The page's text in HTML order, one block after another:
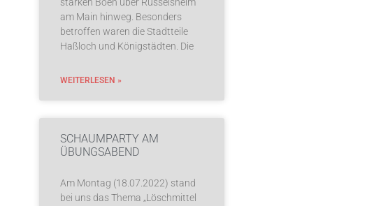
starken Böen über Rüsselsheim
am Main hinweg. Besonders
betroffen waren die Stadtteile
Haßloch und Königstädten. Die
WEITERLESEN »
SCHAUMPARTY AM
ÜBUNGSABEND
Am Montag (18.07.2022) stand
bei uns das Thema „Löschmittel